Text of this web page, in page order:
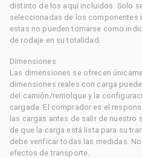
distinto de los aquí incluidos. Solo
seleccionadas de los componentes
estas no pueden tomarse como
de rodaje en su totalidad.
Dimensiones
Las dimensiones se ofrecen
dimensiones reales con carga
del camión/remolque y la
cargada. El comprador es el
las cargas antes de salir de
de que la carga está lista para su
debe verificar todas las medidas.
efectos de transporte.